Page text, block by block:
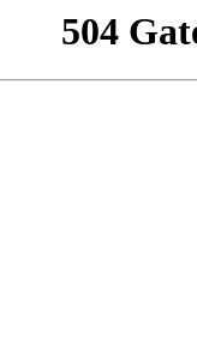
504